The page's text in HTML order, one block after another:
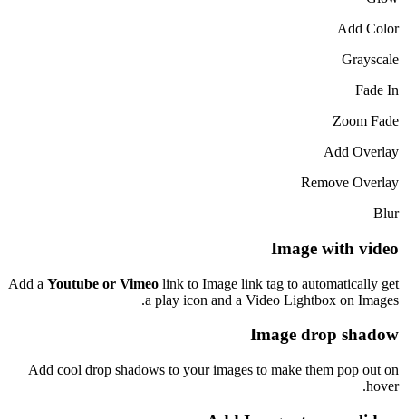
Add Color
Grayscale
Fade In
Zoom Fade
Add Overlay
Remove Overlay
Blur
Image with video
Add a Youtube or Vimeo link to Image link tag to automatically get
a play icon and a Video Lightbox on Images.
Image drop shadow
Add cool drop shadows to your images to make them pop out on
hover.